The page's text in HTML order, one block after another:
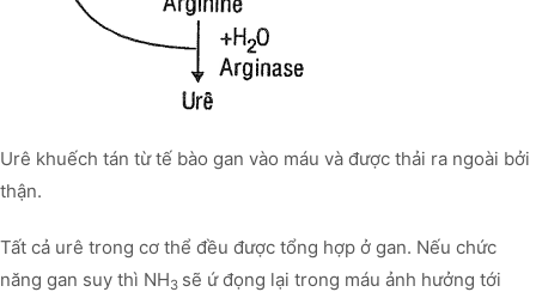
Urê khuếch tán từ tế bào gan vào máu và được thải ra ngoài bởi
thận.
Tất cả urê trong cơ thể đều được tổng hợp ở gan. Nếu chức
năng gan suy thì NH3 sẽ ứ đọng lại trong máu ảnh hưởng tới